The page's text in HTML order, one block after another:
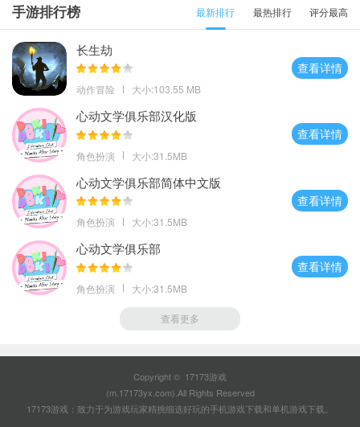
手游排行榜 最新排行 最热排行 评分最高
长生劫
动作冒险 大小:103.55 MB
查看详情
心动文学俱乐部汉化版
角色扮演 大小:31.5MB
查看详情
心动文学俱乐部简体中文版
角色扮演 大小:31.5MB
查看详情
心动文学俱乐部
角色扮演 大小:31.5MB
查看详情
查看更多
Copyright © 17173游戏
(m.17173yx.com).All Rights Reserved
17173游戏：致力于为游戏玩家精挑细选好玩的手机游戏下载和单机游戏下载。